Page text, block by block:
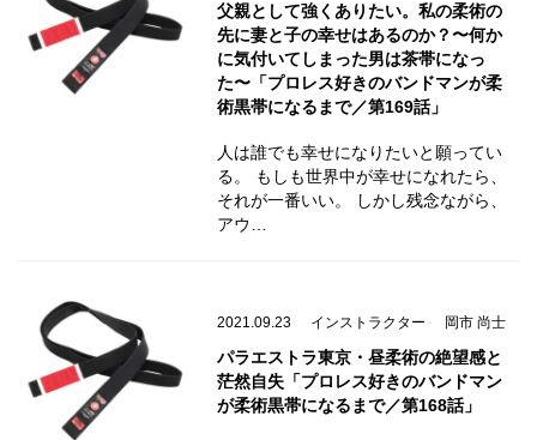
父親として強くありたい。私の柔術の
先に妻と子の幸せはあるのか？〜何か
に気付いてしまった男は茶帯になっ
た〜「プロレス好きのバンドマンが柔
術黒帯になるまで／第169話」
人は誰でも幸せになりたいと願ってい
る。 もしも世界中が幸せになれたら、
それが一番いい。 しかし残念ながら、
アウ…
2021.09.23 インストラクター 岡市 尚士
パラエストラ東京・昼柔術の絶望感と
茫然自失「プロレス好きのバンドマン
が柔術黒帯になるまで／第168話」